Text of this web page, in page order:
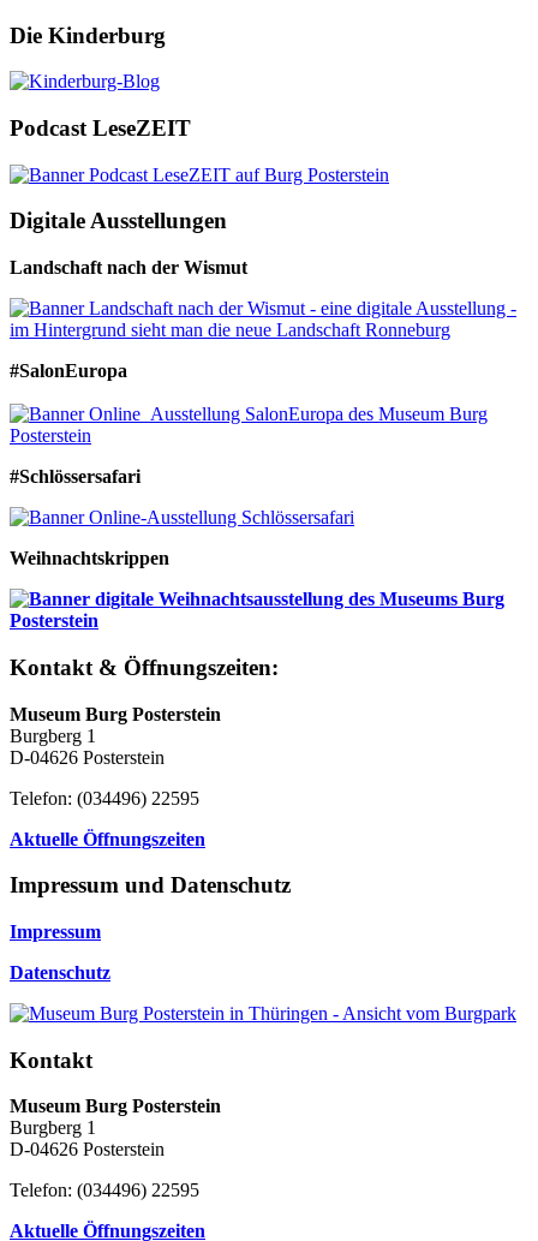
Die Kinderburg
Podcast LeseZEIT
Digitale Ausstellungen
Landschaft nach der Wismut
#SalonEuropa
#Schlössersafari
Weihnachtskrippen
Kontakt & Öffnungszeiten:
Museum Burg Posterstein
Burgberg 1
D-04626 Posterstein
Telefon: (034496) 22595
Aktuelle Öffnungszeiten
Impressum und Datenschutz
Impressum
Datenschutz
Kontakt
Museum Burg Posterstein
Burgberg 1
D-04626 Posterstein
Telefon: (034496) 22595
Aktuelle Öffnungszeiten